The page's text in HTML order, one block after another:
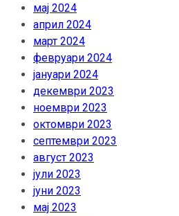
мај 2024
април 2024
март 2024
февруари 2024
јануари 2024
декември 2023
ноември 2023
октомври 2023
септември 2023
август 2023
јули 2023
јуни 2023
мај 2023